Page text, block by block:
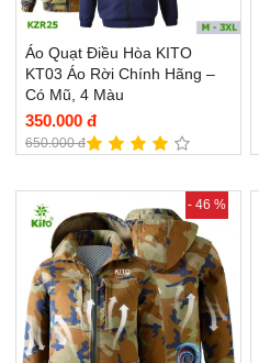
Áo Quạt Điều Hòa KITO
KT03 Áo Rời Chính Hãng –
Có Mũ, 4 Màu
350.000 đ
650.000 đ
- 46 %